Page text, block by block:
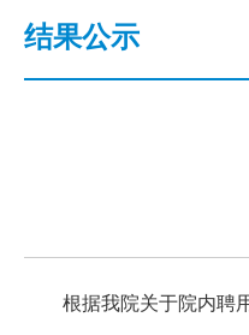
结果公示
根据我院关于院内聘